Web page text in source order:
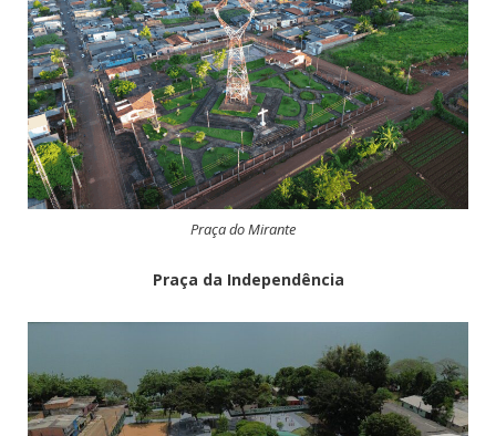
Praça do Mirante
Praça da Independência